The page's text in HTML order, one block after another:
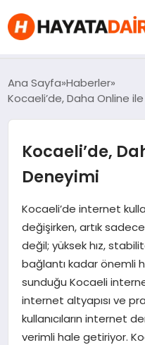
FIYATLAR
HABERLER
KRIPTO PARALAR
KIMDIR?
NEDIR?
OYUN
Ana Sayfa Haberler
Kocaeli’de, Daha Online
Kocaeli’de,
Deneyimi
Kocaeli’de internet
değişirken, artık
değil; yüksek hız,
bağlantı kadar önemli
sunduğu Kocaeli
internet altyapısı ve
kullanıcıların internet
verimli hale getiriyor.